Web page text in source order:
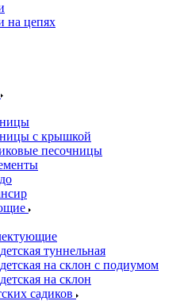
на цепях
с крышкой
песочницы
туннельная
на склон с подиумом
на склон
садиков